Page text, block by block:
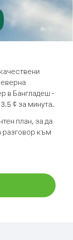
в Бангладеш -
¢ за минута.
план, за да
разговор към